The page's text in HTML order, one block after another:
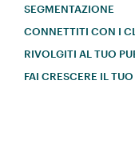
SEGMENTAZIONE
CONNETTITI CON I
RIVOLGITI AL TUO
FAI CRESCERE IL